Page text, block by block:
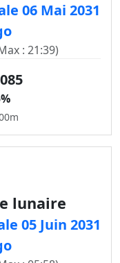
06 Mai 2031
: 21:39)
lunaire
05 Juin 2031